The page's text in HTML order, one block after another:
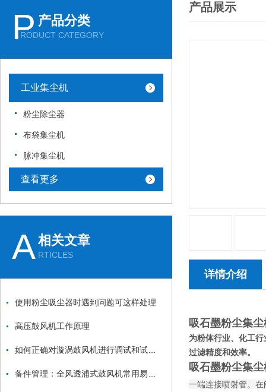
P 产品分类
RODUCT CATEGORY
工业集尘机
粉尘除尘器
布袋集尘机
脉冲集尘机
查看更多
A相关文章
RTICLES
使用粉尘吸尘器时遇到问题可这样处理
高压鼓风机工作原理
产品展示
详情介绍
吸石墨粉尘集
为粉体行业、化工行
过滤精度和效率。
吸石墨粉尘集
一端连接喷射管。